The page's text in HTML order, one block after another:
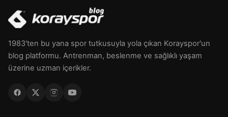
1983'ten bu yana spor tutkusuyla yola çıkan Korayspor'un
blog platformu. Antrenman, beslenme ve sağlıklı yaşam
üzerine uzman içerikler.